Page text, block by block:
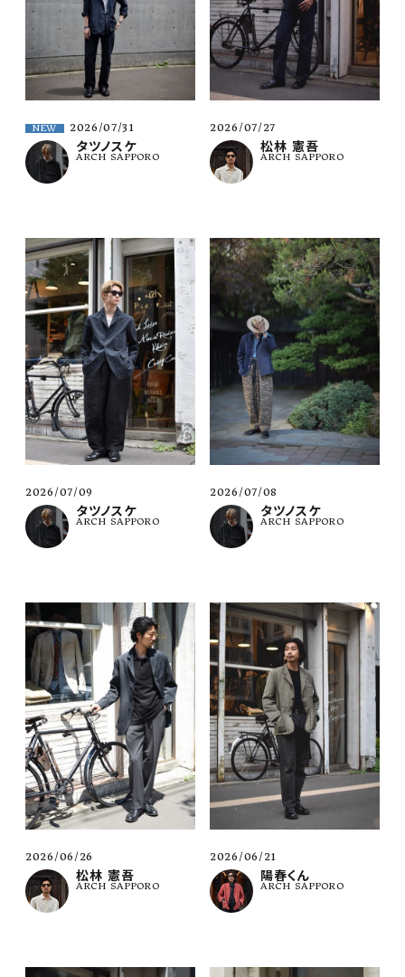
NEW 2026/07/31
タツノスケ
ARCH SAPPORO
2026/07/27
松林 憲吾
ARCH SAPPORO
2026/07/09
タツノスケ
ARCH SAPPORO
2026/07/08
タツノスケ
ARCH SAPPORO
2026/06/26
松林 憲吾
ARCH SAPPORO
2026/06/21
陽春くん
ARCH SAPPORO